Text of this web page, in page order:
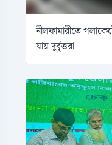
নীলফামারীতে
যায় দুর্বৃত্তরা